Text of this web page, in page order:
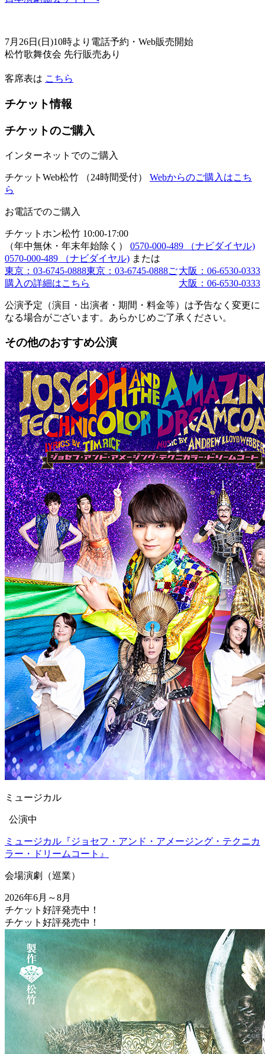
7月26日(日)10時より電話予約・Web販売開始
松竹歌舞伎会 先行販売あり
客席表は こちら
チケット情報
チケットのご購入
インターネットでのご購入
チケットWeb松竹 （24時間受付）
Webからのご購入はこち
ら
お電話でのご購入
チケットホン松竹 10:00-17:00
（年中無休・年末年始除く）
0570-000-489
（ナビダイヤル)
0570-000-489
（ナビダイヤル) または
東京：03-6745-0888東京：03-6745-0888
大阪：06-6530-0333
大阪：06-6530-0333
ご
購入の詳細はこちら
公演予定（演目・出演者・期間・料金等）は予告なく変更に
なる場合がございます。あらかじめご了承ください。
その他のおすすめ公演
ミュージカル
公演中
ミュージカル『ジョセフ・アンド・アメージング・テクニカ
ラー・ドリームコート』
会場演劇（巡業）
2026年6月～8月
チケット好評発売中！
チケット好評発売中！